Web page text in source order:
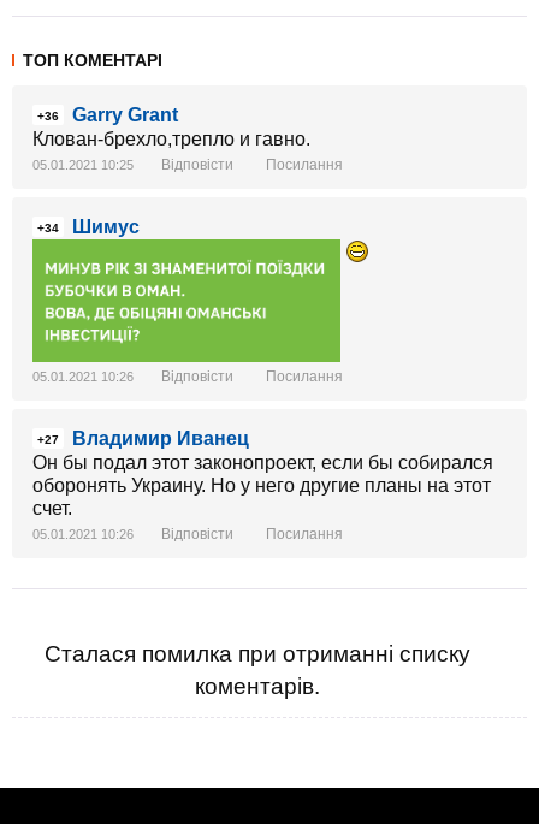
ТОП КОМЕНТАРІ
+36
Garry Grant
Клован-брехло,трепло и гавно.
05.01.2021 10:25 Відповісти Посилання
+34 Шимус
05.01.2021 10:26 Відповісти Посилання
+27
Владимир Иванец
Он бы подал этот законопроект, если бы собирался
оборонять Украину. Но у него другие планы на этот
счет.
05.01.2021 10:26 Відповісти Посилання
Сталася помилка при отриманні списку
коментарів.